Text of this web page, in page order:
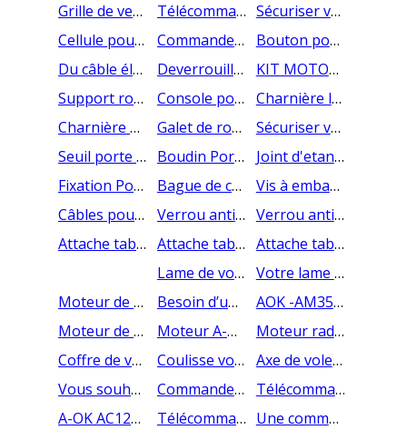
Grille de ventilation garage (par 2 - noir ou blanc)
Télécommande porte de garage 4 canaux pour moteur C600
Sécuriser votre porte de garage avec ce clavier à code
Cellule pour porte de garage
Commande pour porte de garage - Bouton radio mural sans fil
Bouton poussoir pour porte de garage sectionnelle
Du câble électrique pour vos installations
Deverrouillage porte de garage sectionnelle
KIT MOTORISATION PORTE DE GARAGE C600 COMPLET
Support roulette porte de garage sectionnelle
Console pour porte sectionnelle (par paire - pour panneau bas)
Charnière latérale pour porte roulette
Charnière porte de garage sectionnelle
Galet de roulement pour porte de garage sectionnelle
Sécuriser votre garage avec ce verrou intérieur
Seuil porte de garage - Coupé à Dimension - Livraison offerte
Boudin Porte de garage pour l'étancheité (vendu au mètre)
Joint d'etancheite de porte de garage - Joint haut
Fixation Porte de garage - Vis pour panneau sandwich
Bague de calage ( 6 pièces )
Vis à embase carré, Vis JAPY pour l'assemblage
Câbles pour porte sectionnelle type AMC Production à ressorts de traction.
Verrou anti-soulévement 1 maillon pour Axe de 40
Verrou anti soulèvement volet roulant - VAS volet roulant
Attache tablier volet roulant - lames d'épaisseur 8 ou 9 mm
Attache tablier pour lames de 8 à 10 mm d'épaisseur
Attache tablier pour lames de 12 à 15 mm d'épaisseur
Lame de volet roulant : Alu ou PVC
Votre lame finale de volet roulant coupée à dimension
Moteur de Volet Roulant filaire Ceres 8/12 - Silencieux et durable
Besoin d’un Moteur pour votre pas cher pour votre Volet Roulant ? Livraison sous 24h
AOK -AM35-6/20-ES-D - Kit Motorisation Volet Roulant Solaire pas cher
Moteur de Volet Roulant filaire AMC 20/17 - Robuste et Economique
Moteur A-OK AM45-10/17 pour volet roulant radio 10 Nm à petit prix
Moteur radio de Volet Roulant AMC 20/17 - Pratique et Economique
Coffre de volet roulant coupé à dimension au mm
Coulisse volet roulant et glissière / rails
Axe de volet roulant coupé à dimension
Vous souhaitez déporter le panneau solaire de votre volet roulant
Commande murale Somfy SMOOVE Origin io
Télécommande Somfy Situo 1 IO PURE
A-OK AC123-01 Commande portative mono canale
Télécommande radio Situo 5 IO SOMFY
Une commande murale pratique pour vos volets roulants